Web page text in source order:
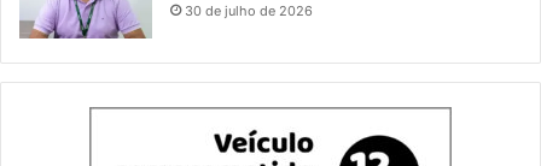
30 de julho de 2026